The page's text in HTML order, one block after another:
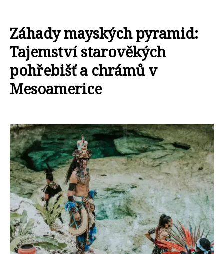
Záhady mayských pyramid:
Tajemství starověkých
pohřebišť a chrámů v
Mesoamerice